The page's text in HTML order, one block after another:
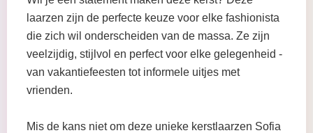
laarzen zijn de perfecte keuze voor elke fashionista
die zich wil onderscheiden van de massa. Ze zijn
veelzijdig, stijlvol en perfect voor elke gelegenheid -
van vakantiefeesten tot informele uitjes met
vrienden.
Mis de kans niet om deze unieke kerstlaarzen Sofia